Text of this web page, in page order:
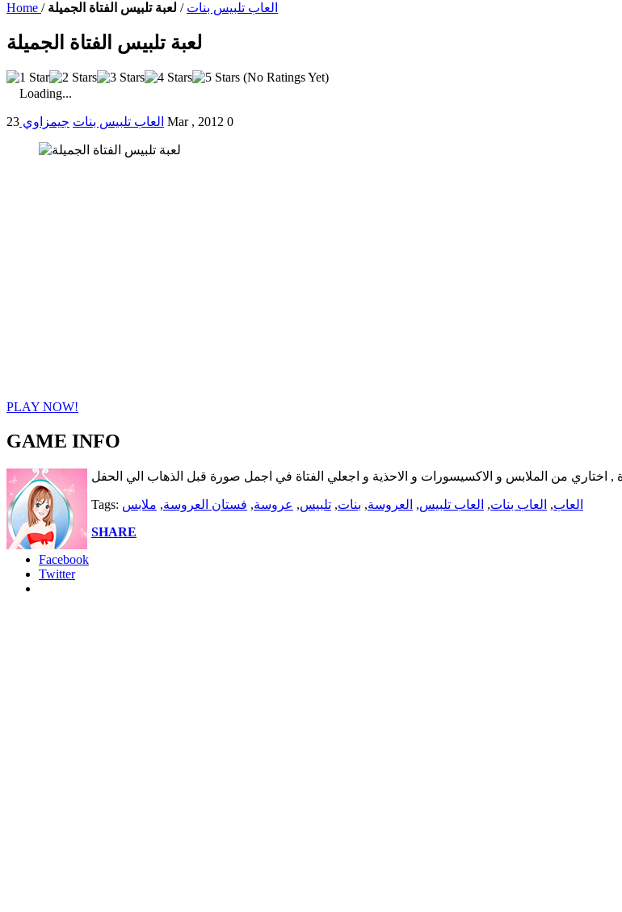
Home / العاب تلبيس بنات / لعبة تلبيس الفتاة الجميلة
لعبة تلبيس الفتاة الجميلة
(No Ratings Yet)
Loading...
العاب تلبيس بنات جيمزاوي 23 Mar , 2012 0
PLAY NOW!
GAME INFO
, اختاري من الملابس و الاكسيسورات و الاحذية و اجعلي الفتاة في اجمل صورة قبل الذهاب الي الحفل
Tags: العاب, العاب بنات, العاب تلبيس, العروسة, بنات, تلبيس, عروسة, فستان العروسة, ملابس
SHARE
Facebook
Twitter